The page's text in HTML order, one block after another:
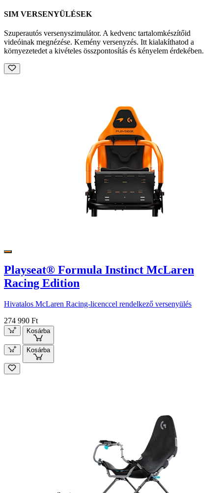
SIM VERSENYÜLÉSEK
Szuperautós versenyszimulátor. A kedvenc tartalomkészítőid
videóinak megnézése. Kemény versenyzés. Itt kialakíthatod a
környezetedet a kivételes összpontosítás és kényelem érdekében.
Playseat® Formula Instinct McLaren
Racing Edition
Hivatalos McLaren Racing-licenccel rendelkező versenyülés
274 990 Ft
Kosárba
Kosárba